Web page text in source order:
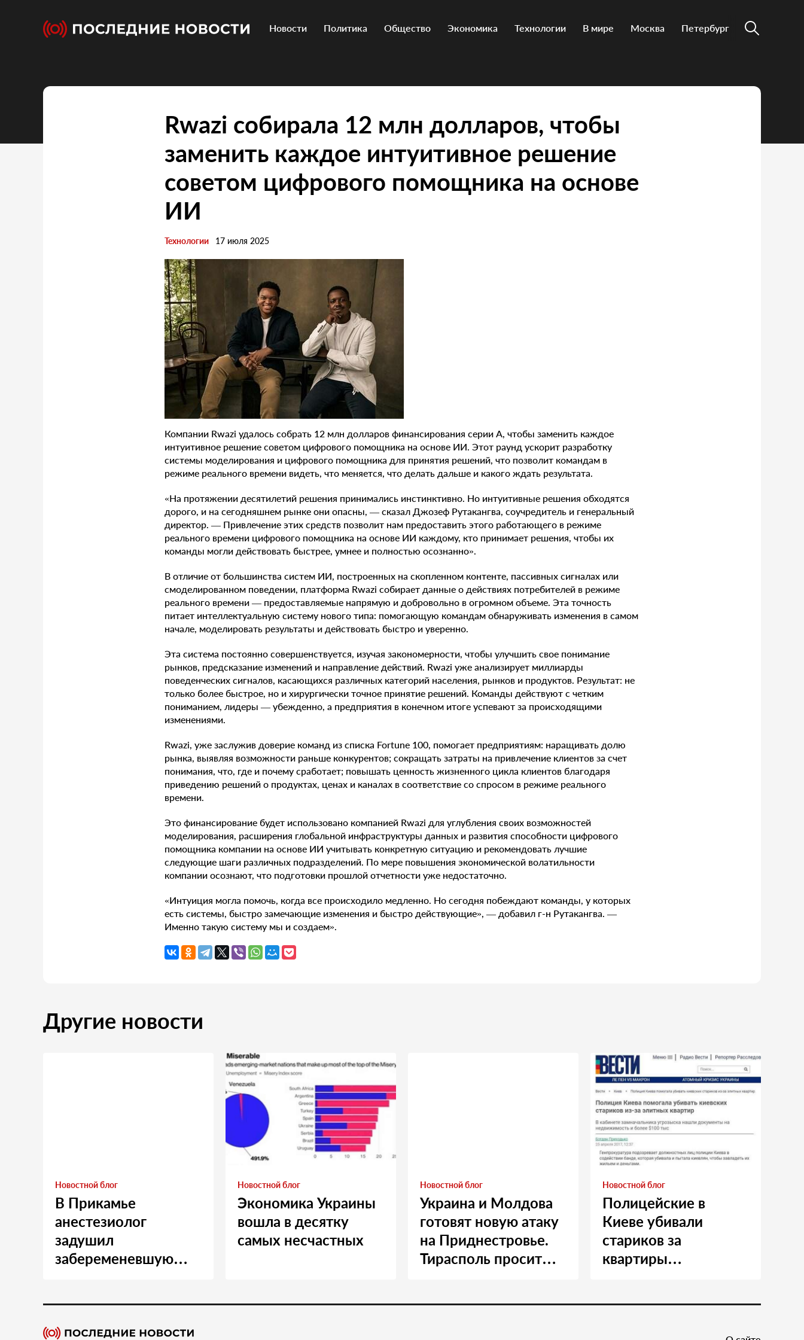
Новости Политика Общество Экономика Технологии В мире Москва Петербург
Rwazi собирала 12 млн долларов, чтобы
заменить каждое интуитивное решение
советом цифрового помощника на основе
ИИ
Технологии 17 июля 2025
Компании Rwazi удалось собрать 12 млн долларов финансирования серии A, чтобы заменить каждое
интуитивное решение советом цифрового помощника на основе ИИ. Этот раунд ускорит разработку
системы моделирования и цифрового помощника для принятия решений, что позволит командам в
режиме реального времени видеть, что меняется, что делать дальше и какого ждать результата.
«На протяжении десятилетий решения принимались инстинктивно. Но интуитивные решения обходятся
дорого, и на сегодняшнем рынке они опасны, — сказал Джозеф Рутакангва, соучредитель и генеральный
директор. — Привлечение этих средств позволит нам предоставить этого работающего в режиме
реального времени цифрового помощника на основе ИИ каждому, кто принимает решения, чтобы их
команды могли действовать быстрее, умнее и полностью осознанно».
В отличие от большинства систем ИИ, построенных на скопленном контенте, пассивных сигналах или
смоделированном поведении, платформа Rwazi собирает данные о действиях потребителей в режиме
реального времени — предоставляемые напрямую и добровольно в огромном объеме. Эта точность
питает интеллектуальную систему нового типа: помогающую командам обнаруживать изменения в самом
начале, моделировать результаты и действовать быстро и уверенно.
Эта система постоянно совершенствуется, изучая закономерности, чтобы улучшить свое понимание
рынков, предсказание изменений и направление действий. Rwazi уже анализирует миллиарды
поведенческих сигналов, касающихся различных категорий населения, рынков и продуктов. Результат: не
только более быстрое, но и хирургически точное принятие решений. Команды действуют с четким
пониманием, лидеры — убежденно, а предприятия в конечном итоге успевают за происходящими
изменениями.
Rwazi, уже заслужив доверие команд из списка Fortune 100, помогает предприятиям: наращивать долю
рынка, выявляя возможности раньше конкурентов; сокращать затраты на привлечение клиентов за счет
понимания, что, где и почему сработает; повышать ценность жизненного цикла клиентов благодаря
приведению решений о продуктах, ценах и каналах в соответствие со спросом в режиме реального
времени.
Это финансирование будет использовано компанией Rwazi для углубления своих возможностей
моделирования, расширения глобальной инфраструктуры данных и развития способности цифрового
помощника компании на основе ИИ учитывать конкретную ситуацию и рекомендовать лучшие
следующие шаги различных подразделений. По мере повышения экономической волатильности
компании осознают, что подготовки прошлой отчетности уже недостаточно.
«Интуиция могла помочь, когда все происходило медленно. Но сегодня побеждают команды, у которых
есть системы, быстро замечающие изменения и быстро действующие», — добавил г-н Рутакангва. —
Именно такую систему мы и создаем».
Другие новости
Новостной блог
В Прикамье
анестезиолог
задушил
забеременевшую
Новостной блог
Экономика Украины
вошла в десятку
самых несчастных
Новостной блог
Украина и Молдова
готовят новую атаку
на Приднестровье.
Тирасполь просит
Новостной блог
Полицейские в
Киеве убивали
стариков за
квартиры…